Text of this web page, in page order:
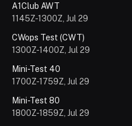
A1Club AWT
1145Z-1300Z, Jul 29
CWops Test (CWT)
1300Z-1400Z, Jul 29
Mini-Test 40
1700Z-1759Z, Jul 29
Mini-Test 80
1800Z-1859Z, Jul 29